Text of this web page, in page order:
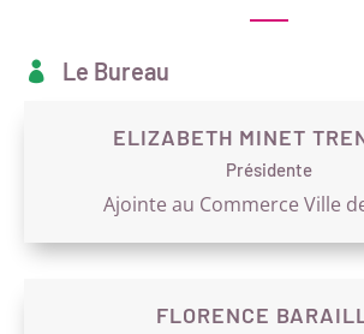
 Le Bureau
ELIZABETH MINET
Présidente
Ajointe au Commerce Ville
FLORENCE